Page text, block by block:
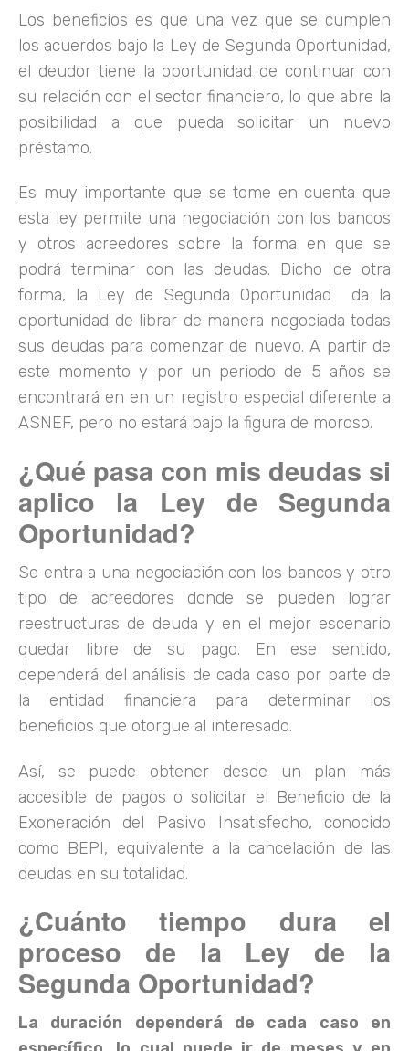
Los beneficios es que una vez que se cumplen
los acuerdos bajo la Ley de Segunda Oportunidad,
el deudor tiene la oportunidad de continuar con
su relación con el sector financiero, lo que abre la
posibilidad a que pueda solicitar un nuevo
préstamo.
Es muy importante que se tome en cuenta que
esta ley permite una negociación con los bancos
y otros acreedores sobre la forma en que se
podrá terminar con las deudas. Dicho de otra
forma, la Ley de Segunda Oportunidad da la
oportunidad de librar de manera negociada todas
sus deudas para comenzar de nuevo. A partir de
este momento y por un periodo de 5 años se
encontrará en en un registro especial diferente a
ASNEF, pero no estará bajo la figura de moroso.
¿Qué pasa con mis deudas si
aplico la Ley de Segunda
Oportunidad?
Se entra a una negociación con los bancos y otro
tipo de acreedores donde se pueden lograr
reestructuras de deuda y en el mejor escenario
quedar libre de su pago. En ese sentido,
dependerá del análisis de cada caso por parte de
la entidad financiera para determinar los
beneficios que otorgue al interesado.
Así, se puede obtener desde un plan más
accesible de pagos o solicitar el Beneficio de la
Exoneración del Pasivo Insatisfecho, conocido
como BEPI, equivalente a la cancelación de las
deudas en su totalidad.
¿Cuánto tiempo dura el
proceso de la Ley de la
Segunda Oportunidad?
La duración dependerá de cada caso en